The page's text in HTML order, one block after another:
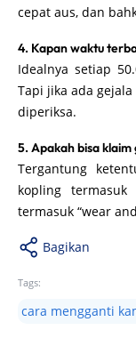
cepat aus, dan
4. Kapan waktu
Idealnya setiap
Tapi jika ada
diperiksa.
5. Apakah bisa
Tergantung
kopling
termasuk “wear
Bagikan
Tags:
cara mengganti